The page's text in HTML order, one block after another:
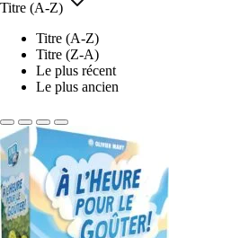
Titre (A-Z)
Titre (A-Z)
Titre (Z-A)
Le plus récent
Le plus ancien